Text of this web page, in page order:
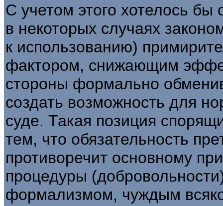
С учетом этого хотелось бы
в некоторых случаях
к использованию)
фактором, снижающим
стороны формально
создать возможность для
суде. Такая позиция
тем, что обязательность
противоречит основному
процедуры
формализмом, чуждым